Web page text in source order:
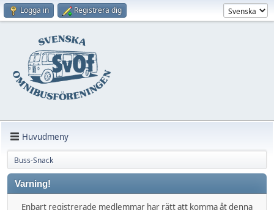
Logga in Registrera dig
Huvudmeny
Buss-Snack
Varning!
Enbart registrerade medlemmar har rätt att komma åt denna